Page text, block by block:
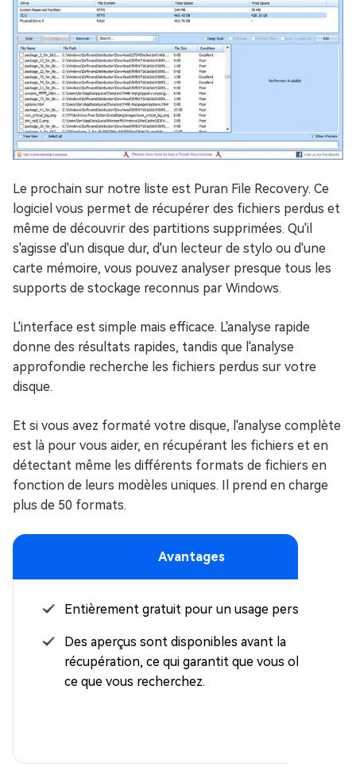
Le prochain sur notre liste est Puran File Recovery. Ce
logiciel vous permet de récupérer des fichiers perdus et
même de découvrir des partitions supprimées. Qu'il
s'agisse d'un disque dur, d'un lecteur de stylo ou d'une
carte mémoire, vous pouvez analyser presque tous les
supports de stockage reconnus par Windows.
L'interface est simple mais efficace. L'analyse rapide
donne des résultats rapides, tandis que l'analyse
approfondie recherche les fichiers perdus sur votre
disque.
Et si vous avez formaté votre disque, l'analyse complète
est là pour vous aider, en récupérant les fichiers et en
détectant même les différents formats de fichiers en
fonction de leurs modèles uniques. Il prend en charge
plus de 50 formats.
Avantages
Entièrement gratuit pour un usage personnel.
Des aperçus sont disponibles avant la
récupération, ce qui garantit que vous obtenez
ce que vous recherchez.